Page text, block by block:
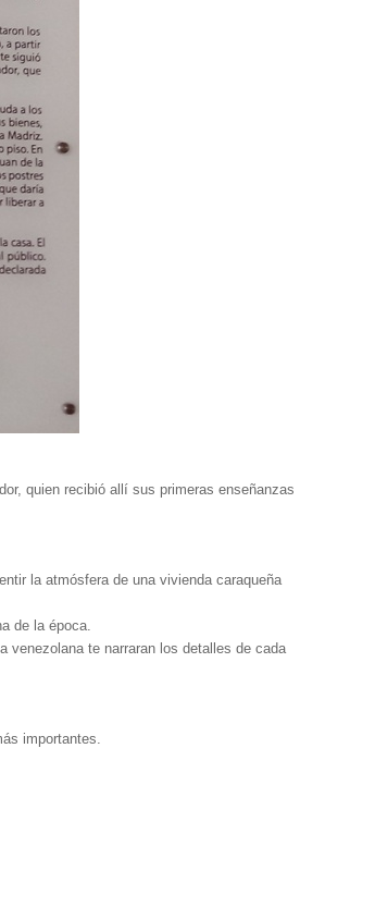
quien recibió allí sus primeras enseñanzas
la atmósfera de una vivienda caraqueña
de la época.
venezolana te narraran los detalles de cada
importantes.